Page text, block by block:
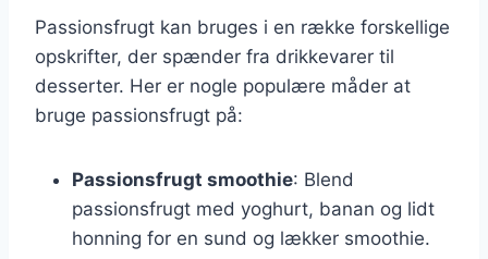
Passionsfrugt kan bruges i en række forskellige
opskrifter, der spænder fra drikkevarer til
desserter. Her er nogle populære måder at
bruge passionsfrugt på:
Passionsfrugt smoothie: Blend
passionsfrugt med yoghurt, banan og lidt
honning for en sund og lækker smoothie.